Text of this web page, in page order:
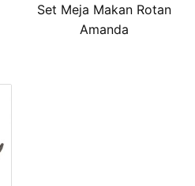
Set Meja Makan Rotan
Amanda